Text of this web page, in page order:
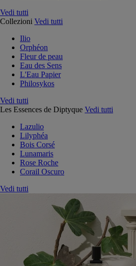
Vedi tutti
Collezioni Vedi tutti
Ilio
Orphéon
Fleur de peau
Eau des Sens
L'Eau Papier
Philosykos
Vedi tutti
Les Essences de Diptyque Vedi tutti
Lazulio
Lilyphéa
Bois Corsé
Lunamaris
Rose Roche
Corail Oscuro
Vedi tutti